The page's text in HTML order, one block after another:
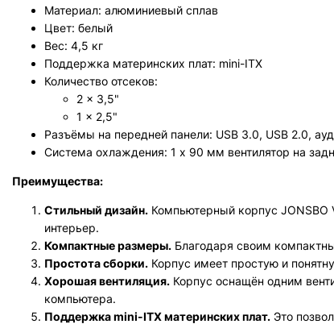
Материал: алюминиевый сплав
Цвет: белый
Вес: 4,5 кг
Поддержка материнских плат: mini-ITX
Количество отсеков:
2 x 3,5"
1 x 2,5"
Разъёмы на передней панели: USB 3.0, USB 2.0,
Система охлаждения: 1 х 90 мм вентилятор на
Преимущества:
Стильный дизайн. Компьютерный корпус JONSBO
интерьер.
Компактные размеры. Благодаря своим
Простота сборки. Корпус имеет простую и
Хорошая вентиляция. Корпус оснащён одним
компьютера.
Поддержка mini-ITX материнских плат. Это